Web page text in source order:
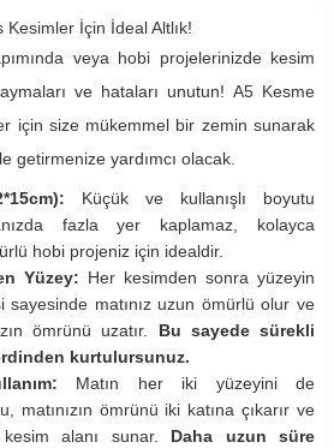
İçin İdeal Altlık!
veya hobi projelerinizde kesim
ve hataları unutun! A5 Kesme
için size mükemmel bir zemin sunarak
getirmenize yardımcı olacak.
Küçük ve kullanışlı boyutu
fazla yer kaplamaz, kolayca
hobi projeniz için idealdir.
Yüzey: Her kesimden sonra yüzeyin
sayesinde matınız uzun ömürlü olur ve
ömrünü uzatır. Bu sayede sürekli
kurtulursunuz.
Matın her iki yüzeyini de
matınızın ömrünü iki katına çıkarır ve
alanı sunar. Daha uzun süre